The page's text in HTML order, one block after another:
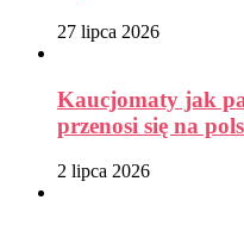
27 lipca 2026
Kaucjomaty jak
przenosi się na
2 lipca 2026